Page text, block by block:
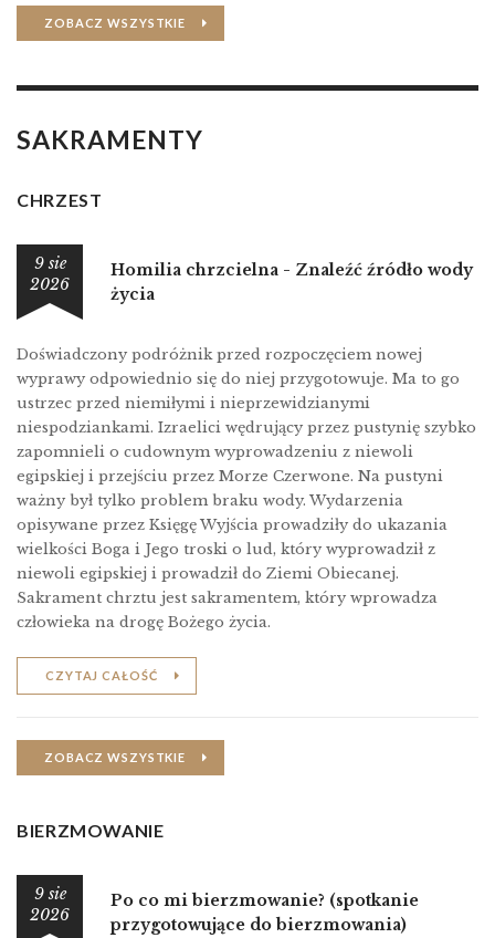
ZOBACZ WSZYSTKIE
SAKRAMENTY
CHRZEST
9 sie
2026
Homilia chrzcielna - Znaleźć źródło wody
życia
Doświadczony podróżnik przed rozpoczęciem nowej
wyprawy odpowiednio się do niej przygotowuje. Ma to go
ustrzec przed niemiłymi i nieprzewidzianymi
niespodziankami. Izraelici wędrujący przez pustynię szybko
zapomnieli o cudownym wyprowadzeniu z niewoli
egipskiej i przejściu przez Morze Czerwone. Na pustyni
ważny był tylko problem braku wody. Wydarzenia
opisywane przez Księgę Wyjścia prowadziły do ukazania
wielkości Boga i Jego troski o lud, który wyprowadził z
niewoli egipskiej i prowadził do Ziemi Obiecanej.
Sakrament chrztu jest sakramentem, który wprowadza
człowieka na drogę Bożego życia.
CZYTAJ CAŁOŚĆ
ZOBACZ WSZYSTKIE
BIERZMOWANIE
9 sie
2026
Po co mi bierzmowanie? (spotkanie
przygotowujące do bierzmowania)